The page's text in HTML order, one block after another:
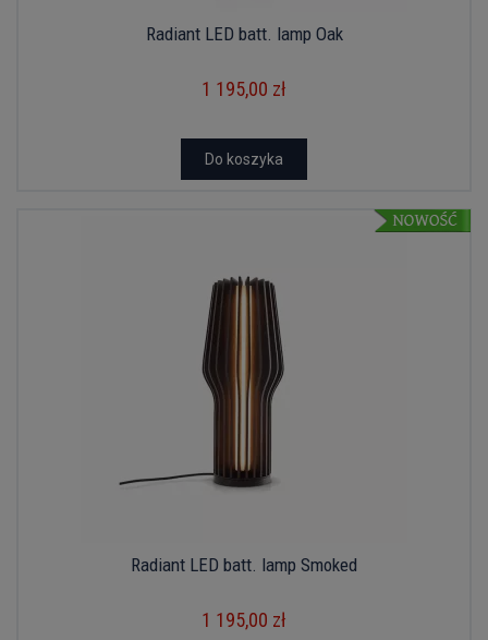
Radiant LED batt. lamp Oak
1 195,00 zł
Do koszyka
Radiant LED batt. lamp Smoked
1 195,00 zł